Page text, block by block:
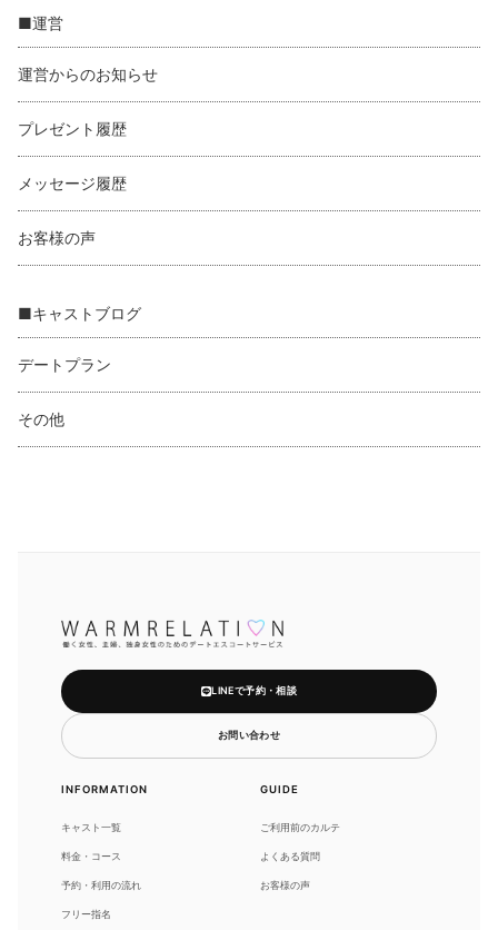
■運営
運営からのお知らせ
プレゼント履歴
メッセージ履歴
お客様の声
■キャストブログ
デートプラン
その他
LINEで予約・相談
お問い合わせ
INFORMATION
キャスト一覧
料金・コース
予約・利用の流れ
フリー指名
GUIDE
ご利用前のカルテ
よくある質問
お客様の声